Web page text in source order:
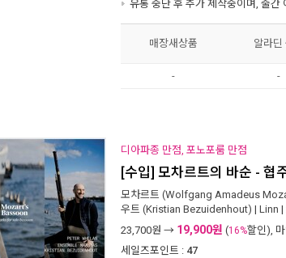
유통 중단 후 추가 제작중이며, 출간
매장새상품 알라딘
- -
디아파종 만점, 포노포룸 만점
[수입] 모차르트의 바순 - 협
모차르트 (Wolfgang Amadeus
우트 (Kristian Bezuidenhout) | Linn |
23,700원 → 19,900원 (16%할인), 마
세일즈포인트 : 47